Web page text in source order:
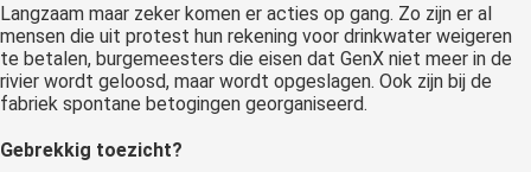
Langzaam maar zeker komen er acties op gang. Zo zijn er al
mensen die uit protest hun rekening voor drinkwater weigeren
te betalen, burgemeesters die eisen dat GenX niet meer in de
rivier wordt geloosd, maar wordt opgeslagen. Ook zijn bij de
fabriek spontane betogingen georganiseerd.
Gebrekkig toezicht?